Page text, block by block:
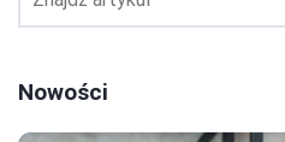
Nowości